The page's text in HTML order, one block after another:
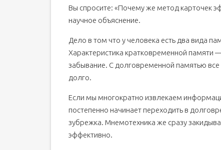
Вы спросите: «Почему же метод карточек
научное объяснение.
Дело в том что у человека есть два вида
Характеристика кратковременной памяти
забывание. С долговременной памятью
долго.
Если мы многократно извлекаем
постепенно начинает переходить в
зубрежка. Мнемотехника же сразу
эффективно.